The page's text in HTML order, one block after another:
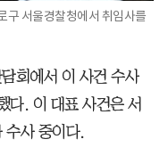
구 서울경찰청에서 취임사를
회에서 이 사건 수사
다. 이 대표 사건은 서
수사 중이다.